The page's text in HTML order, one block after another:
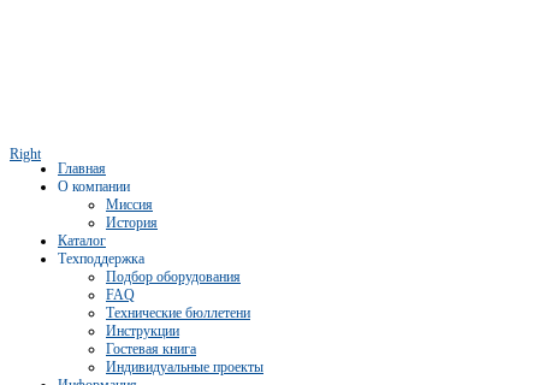
Right
Главная
О компании
Миссия
История
Каталог
Техподдержка
Подбор оборудования
FAQ
Технические бюллетени
Инструкции
Гостевая книга
Индивидуальные проекты